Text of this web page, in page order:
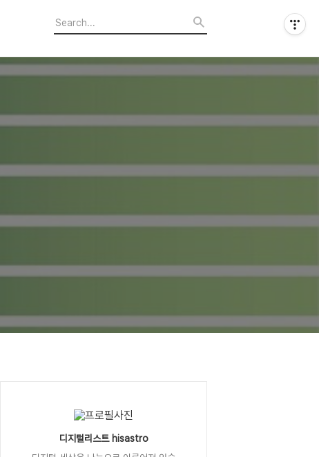
디지털리스트 hisastro